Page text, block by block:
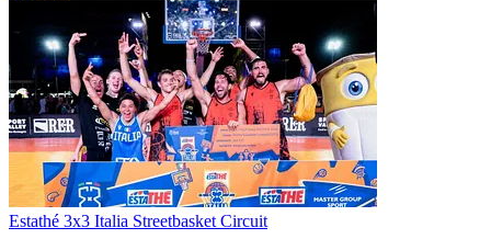
Estathé 3x3 Italia Streetbasket Circuit